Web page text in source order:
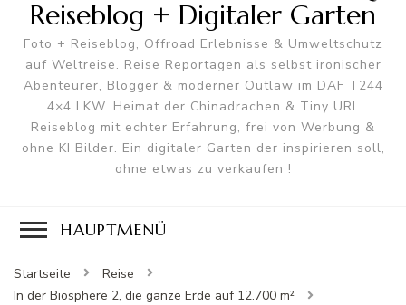
Reiseblog + Digitaler Garten
Foto + Reiseblog, Offroad Erlebnisse & Umweltschutz
auf Weltreise. Reise Reportagen als selbst ironischer
Abenteurer, Blogger & moderner Outlaw im DAF T244
4×4 LKW. Heimat der Chinadrachen & Tiny URL
Reiseblog mit echter Erfahrung, frei von Werbung &
ohne KI Bilder. Ein digitaler Garten der inspirieren soll,
ohne etwas zu verkaufen !
HAUPTMENÜ
Startseite
Reise
In der Biosphere 2, die ganze Erde auf 12.700 m²